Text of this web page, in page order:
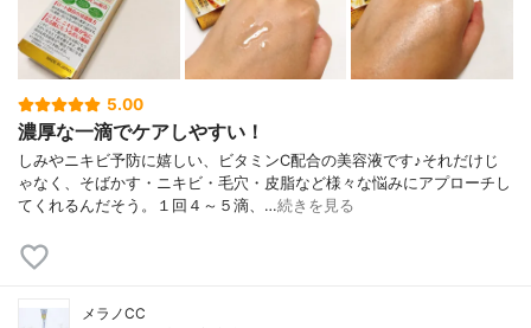
5.00
濃厚な一滴でケアしやすい！
しみやニキビ予防に嬉しい、ビタミンC配合の美容液です♪それだけじ
ゃなく、そばかす・ニキビ・毛穴・皮脂など様々な悩みにアプローチし
てくれるんだそう。１回４～５滴、…続きを見る
メラノCC